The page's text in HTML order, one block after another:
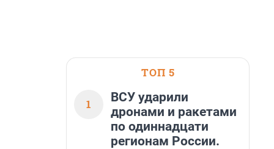
ТОП 5
1
ВСУ ударили
дронами и ракетами
по одиннадцати
регионам России.